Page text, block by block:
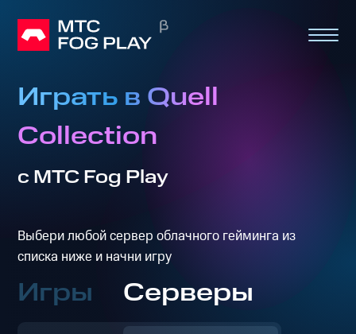
Играть в Quell
Collection
с МТС Fog Play
Выбери любой сервер облачного гейминга из
списка ниже и начни игру
Игры Серверы